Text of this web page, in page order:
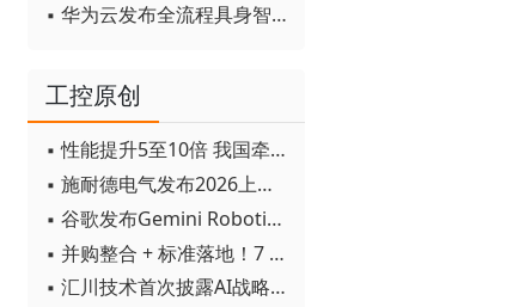
▪ 华为云发布全流程具身智能开发平台CloudRobo
工控原创
▪ 性能提升5至10倍 我国牵头制定的WiTSnet工业以太网国际标准正式发布
▪ 施耐德电气发布2026上半年可持续发展成绩单 "Impact 2030"路线图开局稳健
▪ 谷歌发布Gemini Robotics 2模型 实现人形机器人全身智能控制突破
▪ 并购整合 + 标准落地！7 月工业自动化产业动态速递
▪ 汇川技术首次披露AI战略进展：从两个方面推动“AI业务化”落地